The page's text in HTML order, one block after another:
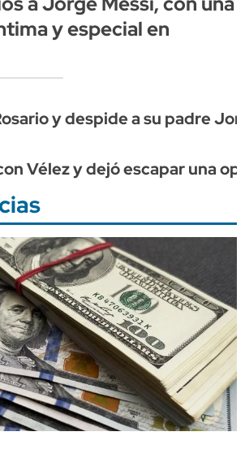
y especial en
y despide a su padre
Vélez y dejó escapar una